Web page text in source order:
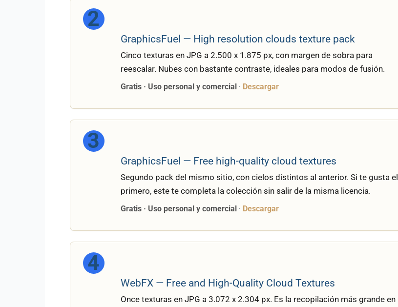
2
GraphicsFuel — High resolution clouds texture pack
Cinco texturas en JPG a 2.500 x 1.875 px, con margen de sobra para
reescalar. Nubes con bastante contraste, ideales para modos de fusión.
Gratis · Uso personal y comercial· Descargar
3
GraphicsFuel — Free high-quality cloud textures
Segundo pack del mismo sitio, con cielos distintos al anterior. Si te gusta el
primero, este te completa la colección sin salir de la misma licencia.
Gratis · Uso personal y comercial· Descargar
4
WebFX — Free and High-Quality Cloud Textures
Once texturas en JPG a 3.072 x 2.304 px. Es la recopilación más grande en